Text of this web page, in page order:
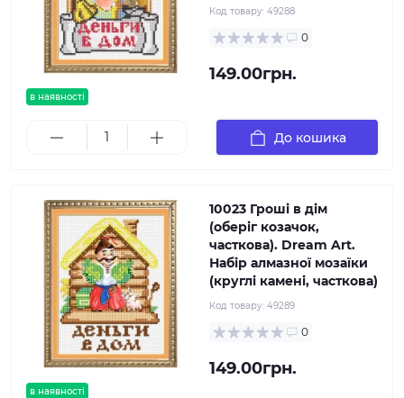
в наявності
Код товару: 49288
0
149.00грн.
До кошика
в наявності
10023 Гроші в дім
(оберіг козачок,
часткова). Dream Art.
Набір алмазної мозаїки
(круглі камені, часткова)
Код товару: 49289
0
149.00грн.